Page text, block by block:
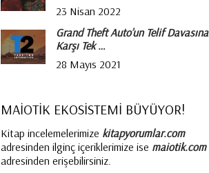
23 Nisan 2022
Grand Theft Auto’un Telif Davasına
Karşı Tek …
28 Mayıs 2021
MAİOTİK EKOSİSTEMİ BÜYÜYOR!
Kitap incelemelerimize kitapyorumlar.com
adresinden ilginç içeriklerimize ise maiotik.com
adresinden erişebilirsiniz.